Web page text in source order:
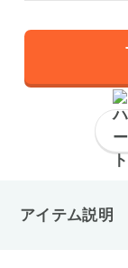
アイテム説明